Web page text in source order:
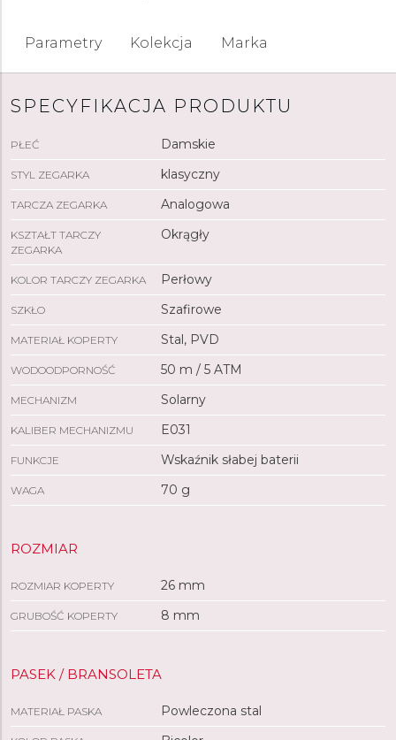
Parametry Kolekcja Marka
SPECYFIKACJA PRODUKTU
PŁEĆ Damskie
STYL ZEGARKA klasyczny
TARCZA ZEGARKA Analogowa
KSZTAŁT TARCZY
ZEGARKA
Okrągły
KOLOR TARCZY ZEGARKA Perłowy
SZKŁO Szafirowe
MATERIAŁ KOPERTY Stal, PVD
WODOODPORNOŚĆ 50 m / 5 ATM
MECHANIZM Solarny
KALIBER MECHANIZMU E031
FUNKCJE Wskaźnik słabej baterii
WAGA 70 g
ROZMIAR
ROZMIAR KOPERTY 26 mm
GRUBOŚĆ KOPERTY 8 mm
PASEK / BRANSOLETA
MATERIAŁ PASKA Powleczona stal